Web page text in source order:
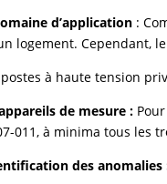
d’application :
logement. Cependant,
à haute tension
de mesure :
011, à minima tous les
des anomalies